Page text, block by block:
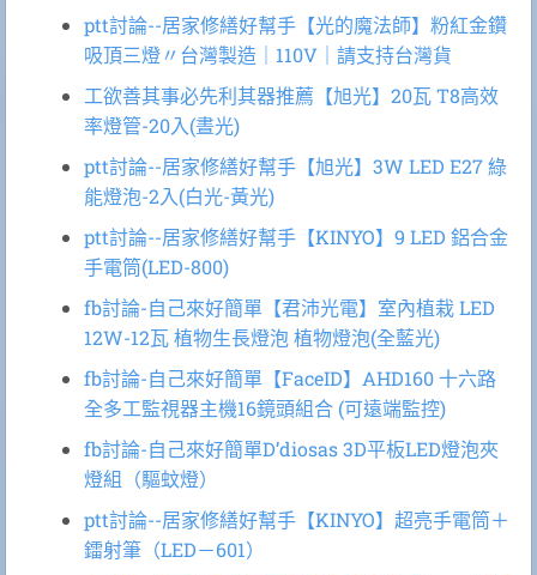
ptt討論--居家修繕好幫手【光的魔法師】粉紅金鑽
吸頂三燈〃台灣製造｜110V｜請支持台灣貨
工欲善其事必先利其器推薦【旭光】20瓦 T8高效
率燈管-20入(晝光)
ptt討論--居家修繕好幫手【旭光】3W LED E27 綠
能燈泡-2入(白光-黃光)
ptt討論--居家修繕好幫手【KINYO】9 LED 鋁合金
手電筒(LED-800)
fb討論-自己來好簡單【君沛光電】室內植栽 LED
12W-12瓦 植物生長燈泡 植物燈泡(全藍光)
fb討論-自己來好簡單【FaceID】AHD160 十六路
全多工監視器主機16鏡頭組合 (可遠端監控)
fb討論-自己來好簡單D’diosas 3D平板LED燈泡夾
燈組（驅蚊燈）
ptt討論--居家修繕好幫手【KINYO】超亮手電筒＋
鐳射筆（LED－601）